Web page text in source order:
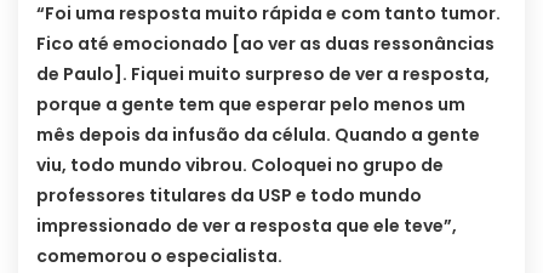
“Foi uma resposta muito rápida e com tanto tumor.
Fico até emocionado [ao ver as duas ressonâncias
de Paulo]. Fiquei muito surpreso de ver a resposta,
porque a gente tem que esperar pelo menos um
mês depois da infusão da célula. Quando a gente
viu, todo mundo vibrou. Coloquei no grupo de
professores titulares da USP e todo mundo
impressionado de ver a resposta que ele teve”,
comemorou o especialista.